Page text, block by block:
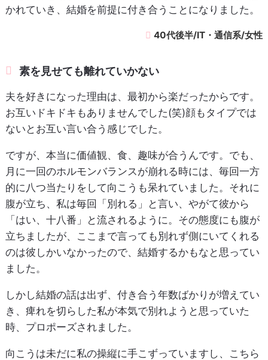
かれていき、結婚を前提に付き合うことになりました。
40代後半/IT・通信系/女性
素を見せても離れていかない
夫を好きになった理由は、最初から楽だったからです。
お互いドキドキもありませんでした(笑)顔もタイプでは
ないとお互い言い合う感じでした。
ですが、本当に価値観、食、趣味が合うんです。でも、
月に一回のホルモンバランスが崩れる時には、毎回一方
的に八つ当たりをして向こうも呆れていました。それに
腹が立ち、私は毎回「別れる」と言い、やがて彼から
「はい、十八番」と流されるように。その態度にも腹が
立ちましたが、ここまで言っても別れず側にいてくれる
のは彼しかいなかったので、結婚するかもなと思ってい
ました。
しかし結婚の話は出ず、付き合う年数ばかりが増えてい
き、痺れを切らした私が本気で別れようと思っていた
時、プロポーズされました。
向こうは未だに私の操縦に手こずっていますし、こちら